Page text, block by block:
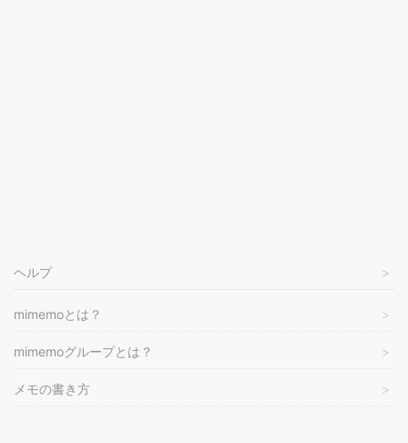
ヘルプ
mimemoとは？
mimemoグループとは？
メモの書き方